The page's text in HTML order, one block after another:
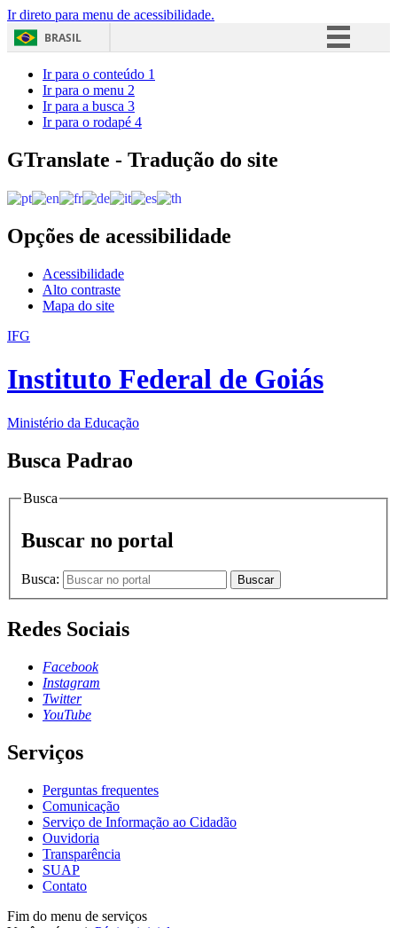
Ir direto para menu de acessibilidade.
BRASIL
Acesso à informação
Ir para o conteúdo 1
Ir para o menu 2
Ir para a busca 3
Ir para o rodapé 4
GTranslate - Tradução do site
Opções de acessibilidade
Acessibilidade
Alto contraste
Mapa do site
IFG
Instituto Federal de Goiás
Ministério da Educação
Busca Padrao
Busca
Buscar no portal
Busca: Buscar
Redes Sociais
Facebook
Instagram
Twitter
YouTube
Serviços
Perguntas frequentes
Comunicação
Serviço de Informação ao Cidadão
Ouvidoria
Transparência
SUAP
Contato
Fim do menu de serviços